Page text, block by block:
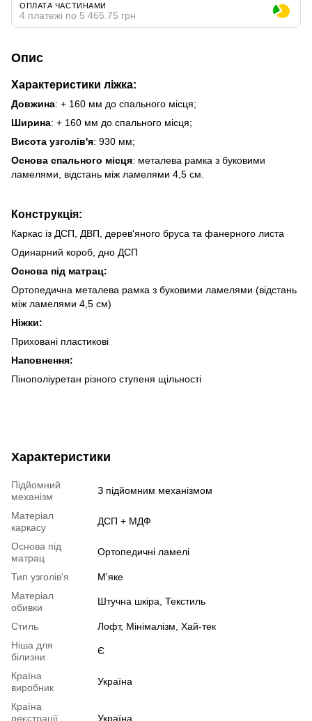
ОПЛАТА ЧАСТИНАМИ
4 платежі по 5 465.75 грн
Опис
Характеристики ліжка:
Довжина: + 160 мм до спального місця;
Ширина: + 160 мм до спального місця;
Висота узголів'я: 930 мм;
Основа спального місця: металева рамка з буковими
ламелями, відстань між ламелями 4,5 см.
Конструкція:
Каркас із ДСП, ДВП, дерев'яного бруса та фанерного листа
Одинарний короб, дно ДСП
Основа під матрац:
Ортопедична металева рамка з буковими ламелями (відстань
між ламелями 4,5 см)
Ніжки:
Приховані пластикові
Наповнення:
Пінополіуретан різного ступеня щільності
Характеристики
Підйомний
механізм
З підйомним механізмом
Матеріал
каркасу
ДСП + МДФ
Основа під
матрац
Ортопедичні ламелі
Тип узголів'я
М'яке
Матеріал
обивки
Штучна шкіра, Текстиль
Стиль
Лофт, Мінімалізм, Хай-тек
Ніша для
білизни
Є
Країна
виробник
Україна
Країна
реєстрації
Україна